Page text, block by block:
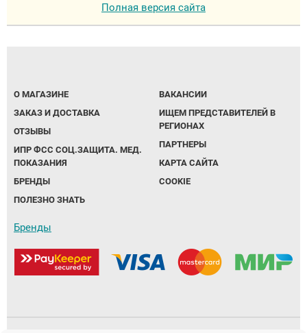
Полная версия сайта
О МАГАЗИНЕ
ЗАКАЗ И ДОСТАВКА
ОТЗЫВЫ
ИПР ФСС СОЦ.ЗАЩИТА. МЕД.
ПОКАЗАНИЯ
БРЕНДЫ
ПОЛЕЗНО ЗНАТЬ
ВАКАНСИИ
ИЩЕМ ПРЕДСТАВИТЕЛЕЙ В
РЕГИОНАХ
ПАРТНЕРЫ
КАРТА САЙТА
COOKIE
Бренды